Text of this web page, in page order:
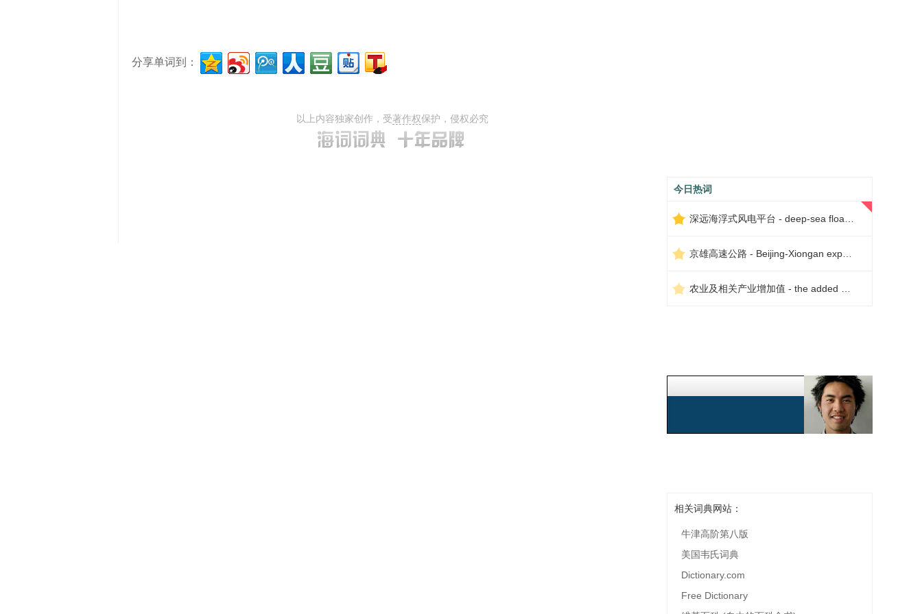
分享单词到：
以上内容独家创作，受著作权保护，侵权必究
今日热词
相关词典网站：
牛津高阶第八版
美国韦氏词典
Dictionary.com
Free Dictionary